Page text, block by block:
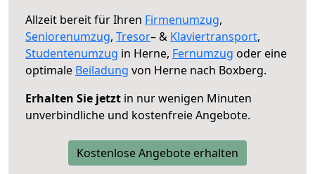
Allzeit bereit für Ihren Firmenumzug,
Seniorenumzug, Tresor– & Klaviertransport,
Studentenumzug in Herne, Fernumzug oder eine
optimale Beiladung von Herne nach Boxberg.
Erhalten Sie jetzt in nur wenigen Minuten
unverbindliche und kostenfreie Angebote.
Kostenlose Angebote erhalten